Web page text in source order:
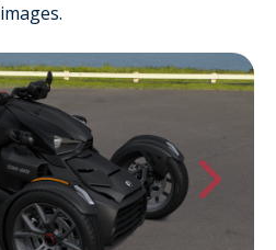
images.